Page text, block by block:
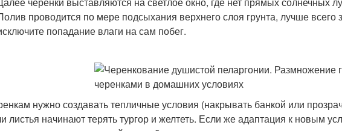
проводится по мере подсыхания верхнего слоя грунта, лучше всего
попадание влаги на сам побег.
нужно создавать тепличные условия (накрывать банкой или
листья начинают терять тургор и желтеть. Если же адаптация к новым